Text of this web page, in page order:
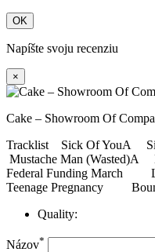
OK
Napíšte svoju recenziu
×
Cake ‎– Showroom Of
Tracklist Sick Of
Mustache Man
Federal Funding
Teenage Pregnancy
Quality:
Názov*